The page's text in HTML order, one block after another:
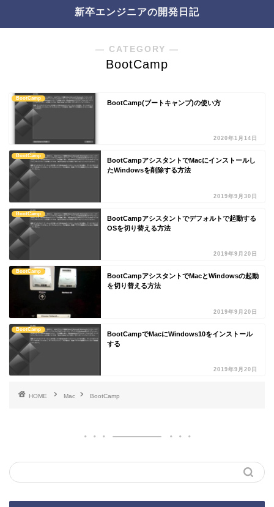
新卒エンジニアの開発日記
― CATEGORY ―
BootCamp
BootCamp
BootCamp(ブートキャンプ)の使い方
2020年1月14日
BootCamp
BootCampアシスタントでMacにインストールし
たWindowsを削除する方法
2019年9月30日
BootCamp
BootCampアシスタントでデフォルトで起動する
OSを切り替える方法
2019年9月20日
BootCamp
BootCampアシスタントでMacとWindowsの起動
を切り替える方法
2019年9月20日
BootCamp
BootCampでMacにWindows10をインストール
する
2019年9月20日
HOME Mac BootCamp